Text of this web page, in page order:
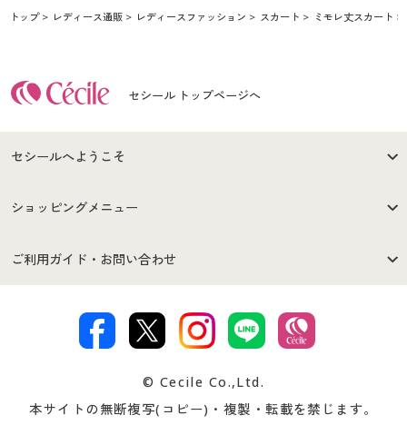
トップ レディース通販 レディースファッション スカート ミモレ丈スカート
セシール トップページへ
セシールへようこそ
はじめての方へ
セシールご利用規約
著作権・商標について 会社案内
ショッピングメニュー
商品カテゴリ
プレゼント＆キャンペーン サイトマップ
ご利用ガイド・お問い合わせ
交換・返品は お支払は
ついて
忘れの場合
© Cecile Co.,Ltd.
本サイトの無断複写(コピー)・複製・転載を禁じます。